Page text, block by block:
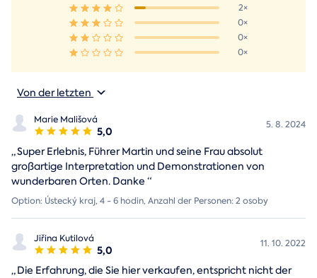
2×
0×
0×
0×
Von der letzten
Marie Mališová
5,0 5. 8. 2024
„Super Erlebnis, Führer Martin und seine Frau absolut
großartige Interpretation und Demonstrationen von
wunderbaren Orten. Danke “
Option: Ústecký kraj, 4 - 6 hodin, Anzahl der Personen: 2 osoby
Jiřina Kutilová
5,0 11. 10. 2022
„Die Erfahrung, die Sie hier verkaufen, entspricht nicht der